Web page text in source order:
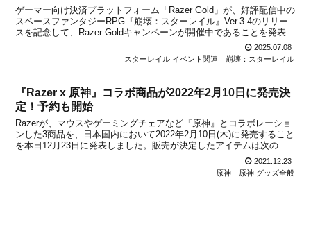
ゲーマー向け決済プラットフォーム「Razer Gold」が、好評配信中の
スペースファンタジーRPG『崩壊：スターレイル』Ver.3.4のリリー
スを記念して、Razer Goldキャンペーンが開催中であることを発表し
ました。本キャンペーン期間中に対象タイトルへのRazer Goldを使用
2025.07.08
スターレイル イベント関連
崩壊：スターレイル
『Razer x 原神』コラボ商品が2022年2月10日に発売決
定！予約も開始
Razerが、マウスやゲーミングチェアなど『原神』とコラボレーショ
ンした3商品を、日本国内において2022年2月10日(木)に発売すること
を本日12月23日に発表しました。販売が決定したアイテムは次の通
りです。※掲載画像はRazerのプレスリリースより。販売ラインナッ
2021.12.23
原神
原神 グッズ全般